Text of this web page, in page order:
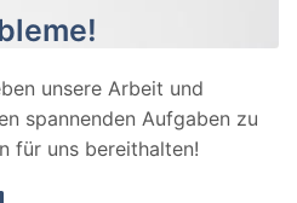
unsere Arbeit und
spannenden Aufgaben zu
für uns bereithalten!